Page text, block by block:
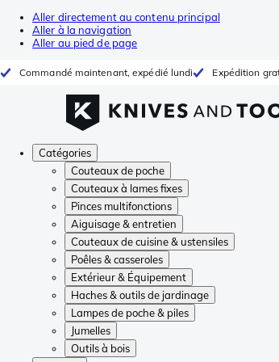
Aller directement au contenu principal
Aller à la navigation
Aller au pied de page
Commandé maintenant, expédié lundi Expédition
Catégories
Couteaux de poche
Couteaux à lames fixes
Pinces multifonctions
Aiguisage & entretien
Couteaux de cuisine & ustensiles
Poêles & casseroles
Extérieur & Équipement
Haches & outils de jardinage
Lampes de poche & piles
Jumelles
Outils à bois